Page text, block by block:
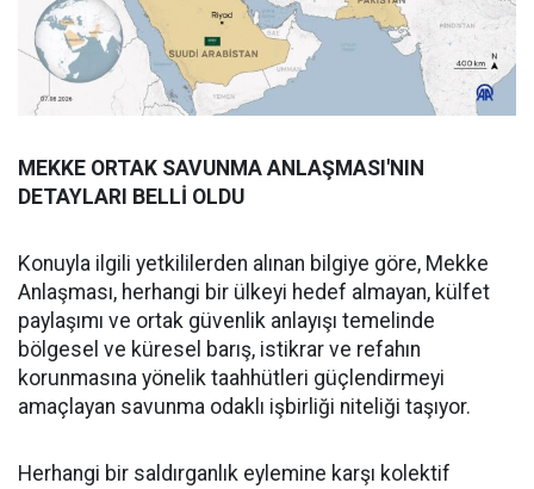
MEKKE ORTAK SAVUNMA ANLAŞMASI'NIN
DETAYLARI BELLİ OLDU
Konuyla ilgili yetkililerden alınan bilgiye göre, Mekke
Anlaşması, herhangi bir ülkeyi hedef almayan, külfet
paylaşımı ve ortak güvenlik anlayışı temelinde
bölgesel ve küresel barış, istikrar ve refahın
korunmasına yönelik taahhütleri güçlendirmeyi
amaçlayan savunma odaklı işbirliği niteliği taşıyor.
Herhangi bir saldırganlık eylemine karşı kolektif